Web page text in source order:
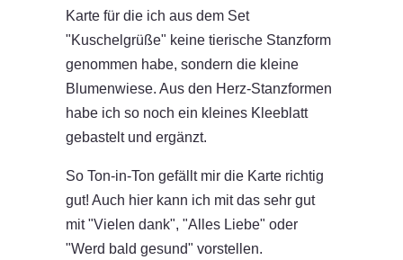
Karte für die ich aus dem Set
"Kuschelgrüße" keine tierische Stanzform
genommen habe, sondern die kleine
Blumenwiese. Aus den Herz-Stanzformen
habe ich so noch ein kleines Kleeblatt
gebastelt und ergänzt.
So Ton-in-Ton gefällt mir die Karte richtig
gut! Auch hier kann ich mit das sehr gut
mit "Vielen dank", "Alles Liebe" oder
"Werd bald gesund" vorstellen.